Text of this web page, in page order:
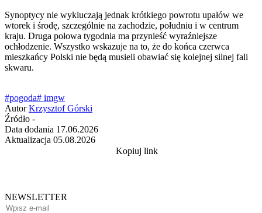
Synoptycy nie wykluczają jednak krótkiego powrotu upałów we
wtorek i środę, szczególnie na zachodzie, południu i w centrum
kraju. Druga połowa tygodnia ma przynieść wyraźniejsze
ochłodzenie. Wszystko wskazuje na to, że do końca czerwca
mieszkańcy Polski nie będą musieli obawiać się kolejnej silnej fali
skwaru.
#pogoda# imgw
Autor Krzysztof Górski
Źródło -
Data dodania 17.06.2026
Aktualizacja 05.08.2026
Kopiuj link
NEWSLETTER